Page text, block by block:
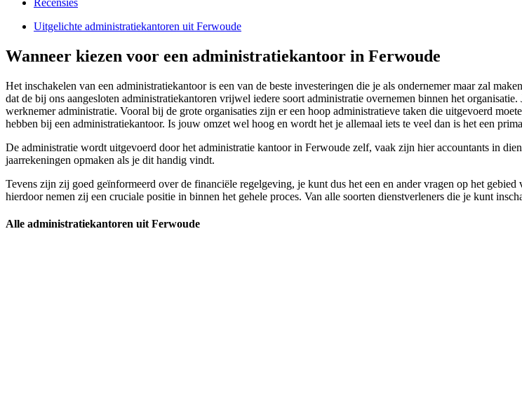
Recensies
Uitgelichte administratiekantoren uit Ferwoude
Wanneer kiezen voor een administratiekantoor in Ferwoude
Het inschakelen van een administratiekantoor is een van de beste investeringen die je als ondernemer maar zal
dat de bij ons aangesloten administratiekantoren vrijwel iedere soort administratie overnemen binnen het
werknemer administratie. Vooral bij de grote organisaties zijn er een hoop administratieve taken die uitgevoerd
hebben bij een administratiekantoor. Is jouw omzet wel hoog en wordt het je allemaal iets te veel dan is het een
De administratie wordt uitgevoerd door het administratie kantoor in Ferwoude zelf, vaak zijn hier accountants in
jaarrekeningen opmaken als je dit handig vindt.
Tevens zijn zij goed geïnformeerd over de financiële regelgeving, je kunt dus het een en ander vragen op het
hierdoor nemen zij een cruciale positie in binnen het gehele proces. Van alle soorten dienstverleners die je kunt
Alle administratiekantoren uit Ferwoude